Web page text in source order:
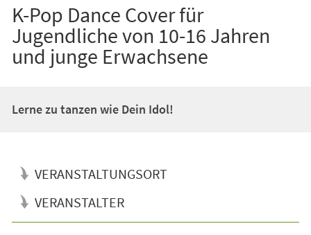
K-Pop Dance Cover für
Jugendliche von 10-16 Jahren
und junge Erwachsene
Lerne zu tanzen wie Dein Idol!
VERANSTALTUNGSORT
VERANSTALTER